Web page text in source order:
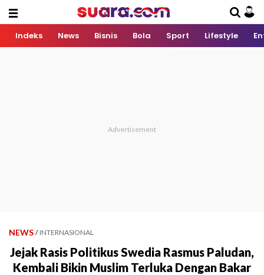
Indeks News Bisnis Bola Sport Lifestyle
NEWS / INTERNASIONAL
Jejak Rasis Politikus Swedia Rasmus Paludan,
Kembali Bikin Muslim Terluka Dengan Bakar